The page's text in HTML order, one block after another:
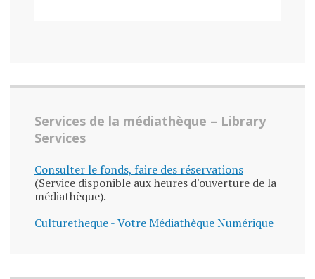
Services de la médiathèque – Library
Services
Consulter le fonds, faire des réservations
(Service disponible aux heures d'ouverture de la
médiathèque).
Culturetheque - Votre Médiathèque Numérique